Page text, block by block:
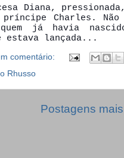
Diana,
Charles. Não
já havia
lançada...
comentário:
Rhusso
Postagens